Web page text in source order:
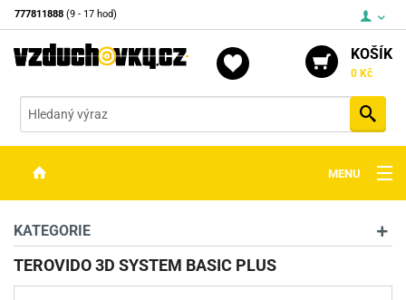
777811888 (9 - 17 hod)
KOŠÍK
0 Kč
MENU
STŘELIVO
KATEGORIE
TEROVIDO 3D SYSTEM BASIC PLUS